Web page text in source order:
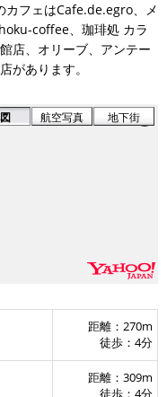
カフェはCafe.de.egro、メ
coffee、珈琲処 カラ
店、オリーブ、アンテー
があります。
ベジ
ーヒー電気文化会館店
アンテークサカエ
・クリエ広小路通店
航空写真 地下街
距離：270m
徒歩：4分
距離：309m
徒歩：4分